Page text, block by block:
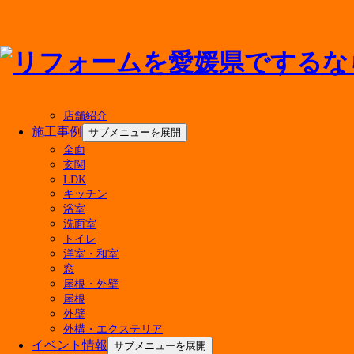
店舗紹介
施工事例
サブメニューを展開
全面
玄関
LDK
キッチン
浴室
洗面室
トイレ
洋室・和室
窓
屋根・外壁
屋根
外壁
外構・エクステリア
イベント情報 サブメニューを展開
メニューを閉じる
アドバンス・リフドについて
選ばれる理由
会社案内
代表挨拶
会社概要
経営理念
店舗紹介